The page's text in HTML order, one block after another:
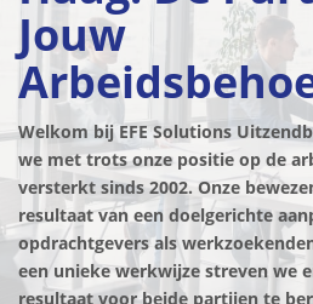
Jouw
Welkom bij EFE Solutions
we met trots onze positie op de
versterkt sinds 2002. Onze
resultaat van een doelgerichte
opdrachtgevers als
een unieke werkwijze streven we
resultaat voor beide partijen te